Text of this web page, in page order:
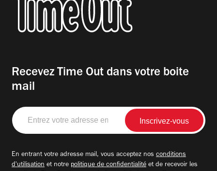
Recevez Time Out dans votre boite
mail
Entrez
votre
adresse
En entrant votre adresse mail, vous acceptez nos conditions
d'utilisation et notre politique de confidentialité et de recevoir les